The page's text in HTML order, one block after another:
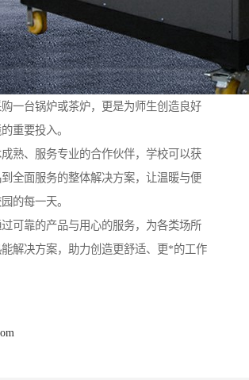
一台锅炉或茶炉，更是为师生创造良好
重要投入。
熟、服务专业的合作伙伴，学校可以获
全面服务的整体解决方案，让温暖与便
的每一天。
可靠的产品与用心的服务，为各类场所
解决方案，助力创造更舒适、更*的工作